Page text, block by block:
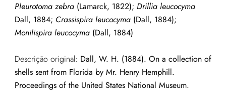
Pleurotoma zebra(Lamarck, 1822); Drillia leucocyma
Dall, 1884; Crassispira leucocyma(Dall, 1884);
Monilispira leucocyma(Dall, 1884)
Descrição original: Dall, W. H. (1884). On a collection of
shells sent from Florida by Mr. Henry Hemphill.
Proceedings of the United States National Museum.